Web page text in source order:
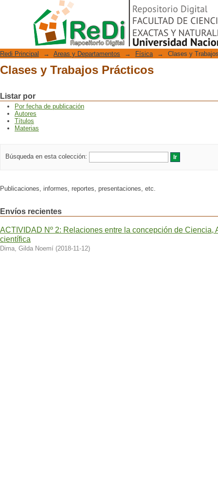
Clases y Trabajos Prácticos
Repositorio Digital
Redi Principal → Areas y Departamentos → Física → Clases y
Clases y Trabajos Prácticos
Listar por
Por fecha de publicación
Autores
Títulos
Materias
Búsqueda en esta colección:
Publicaciones, informes, reportes, presentaciones, etc.
Envíos recientes
ACTIVIDAD Nº 2: Relaciones entre la concepción de Ciencia,
científica
Dima, Gilda Noemí (2018-11-12)